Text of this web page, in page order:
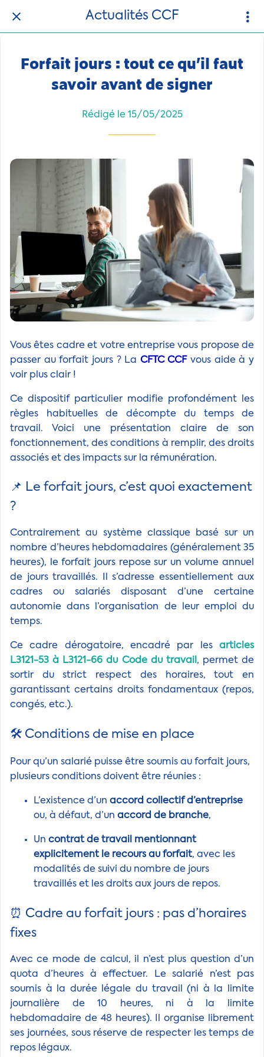
Actualités CCF
Forfait jours : tout ce qu’il faut
savoir avant de signer
Rédigé le 15/05/2025
Vous êtes cadre et votre entreprise vous propose de
passer au forfait jours ? La CFTC CCF vous aide à y
voir plus clair !
Ce dispositif particulier modifie profondément les
règles habituelles de décompte du temps de
travail. Voici une présentation claire de son
fonctionnement, des conditions à remplir, des droits
associés et des impacts sur la rémunération.
📌 Le forfait jours, c’est quoi exactement
?
Contrairement au système classique basé sur un
nombre d’heures hebdomadaires (généralement 35
heures), le forfait jours repose sur un volume annuel
de jours travaillés. Il s’adresse essentiellement aux
cadres ou salariés disposant d’une certaine
autonomie dans l’organisation de leur emploi du
temps.
Ce cadre dérogatoire, encadré par les articles
L3121-53 à L3121-66 du Code du travail, permet de
sortir du strict respect des horaires, tout en
garantissant certains droits fondamentaux (repos,
congés, etc.).
🛠 Conditions de mise en place
Pour qu’un salarié puisse être soumis au forfait jours,
plusieurs conditions doivent être réunies :
L’existence d’un accord collectif d’entreprise
ou, à défaut, d’un accord de branche,
Un contrat de travail mentionnant
explicitement le recours au forfait, avec les
modalités de suivi du nombre de jours
travaillés et les droits aux jours de repos.
⏰ Cadre au forfait jours : pas d’horaires
fixes
Avec ce mode de calcul, il n’est plus question d’un
quota d’heures à effectuer. Le salarié n’est pas
soumis à la durée légale du travail (ni à la limite
journalière de 10 heures, ni à la limite
hebdomadaire de 48 heures). Il organise librement
ses journées, sous réserve de respecter les temps de
repos légaux.